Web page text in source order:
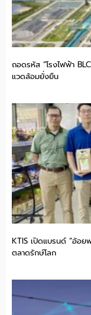
ถอดรหัส “โรงไฟฟ้า
แวดล้อมยั่งยืน
KTIS เปิดแบรนด์ “อ้อ
ตลาดรักษ์โลก